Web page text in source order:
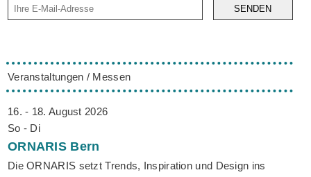
SENDEN
Veranstaltungen / Messen
16. - 18. August 2026
So - Di
ORNARIS Bern
Die ORNARIS setzt Trends, Inspiration und Design ins